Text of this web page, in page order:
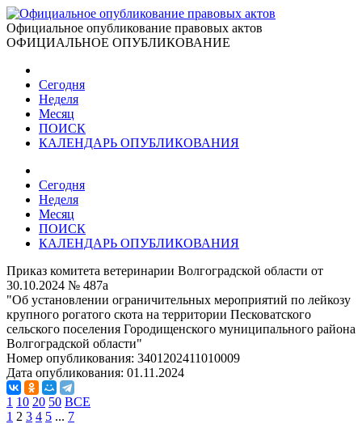
Официальное опубликование правовых актов
ОФИЦИАЛЬНОЕ ОПУБЛИКОВАНИЕ
Сегодня
Неделя
Месяц
ПОИСК
КАЛЕНДАРЬ ОПУБЛИКОВАНИЯ
Сегодня
Неделя
Месяц
ПОИСК
КАЛЕНДАРЬ ОПУБЛИКОВАНИЯ
Приказ комитета ветеринарии Волгоградской области от
30.10.2024 № 487а
"Об установлении ограничительных мероприятий по лейкозу
крупного рогатого скота на территории Песковатского
сельского поселения Городищенского муниципального района
Волгоградской области"
Номер опубликования: 3401202411010009
Дата опубликования: 01.11.2024
1 10 20 50 ВСЕ
1 2 3 4 5 ... 7